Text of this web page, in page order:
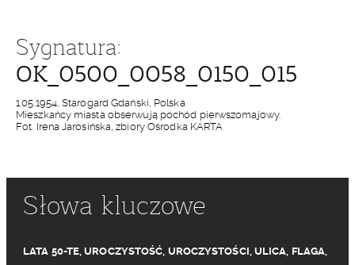
Sygnatura:
OK_0500_0058_0150_015
1.05.1954, Starogard Gdański, Polska
Mieszkańcy miasta obserwują pochód pierwszomajowy.
Fot. Irena Jarosińska, zbiory Ośrodka KARTA
Słowa kluczowe
LATA 50-TE,UROCZYSTOŚĆ, UROCZYSTOŚCI, ULICA, FLAGA,